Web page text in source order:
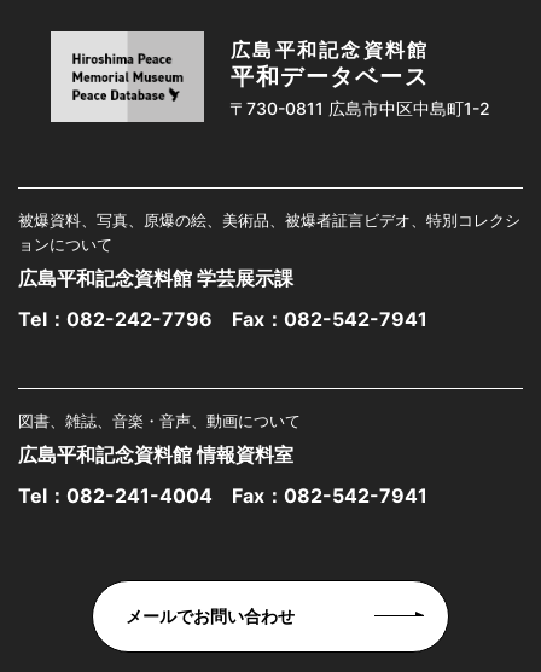
広島平和記念資料館
平和データベース
〒730-0811 広島市中区中島町1-2
被爆資料、写真、原爆の絵、美術品、被爆者証言ビデオ、特別コレクシ
ョンについて
広島平和記念資料館 学芸展示課
Tel： 082-242-7796 Fax：082-542-7941
図書、雑誌、音楽・音声、動画について
広島平和記念資料館 情報資料室
Tel： 082-241-4004 Fax：082-542-7941
メールでお問い合わせ